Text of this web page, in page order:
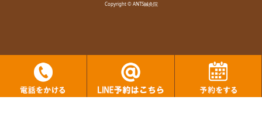
Copyright © ANTS鍼灸院